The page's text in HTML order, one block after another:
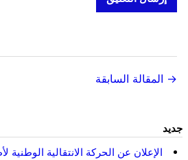
→ المقالة السابقة
جديد
الإعلان عن الحركة الانتقالية الوطنية